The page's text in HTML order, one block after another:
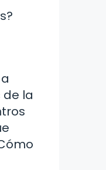
la